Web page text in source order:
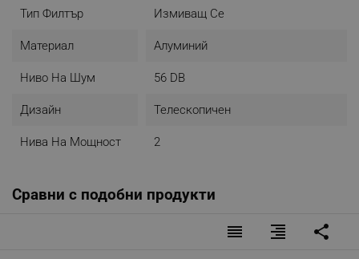
Тип Филтър Измиващ Се
Материал Алуминий
Ниво На Шум 56 DB
Дизайн Телескопичен
Нива На Мощност 2
Сравни с подобни продукти
reorder format_align_right share